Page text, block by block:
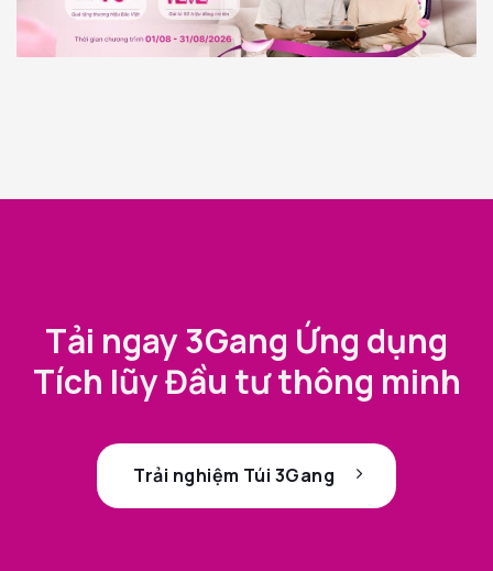
Tải ngay 3Gang Ứng dụng
Tích lũy Đầu tư thông minh
Trải nghiệm Túi 3Gang